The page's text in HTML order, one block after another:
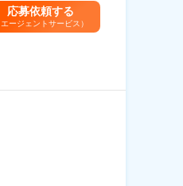
応募依頼する
エージェントサービス）